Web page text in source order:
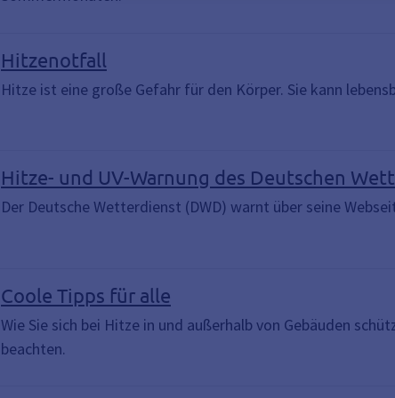
Hitzenotfall
Hitze ist eine große Gefahr für den Körper. Sie kann
Hitze- und UV-Warnung des Deutschen
Der Deutsche Wetterdienst (DWD) warnt über seine
Coole Tipps für alle
Wie Sie sich bei Hitze in und außerhalb von Gebäuden
beachten.